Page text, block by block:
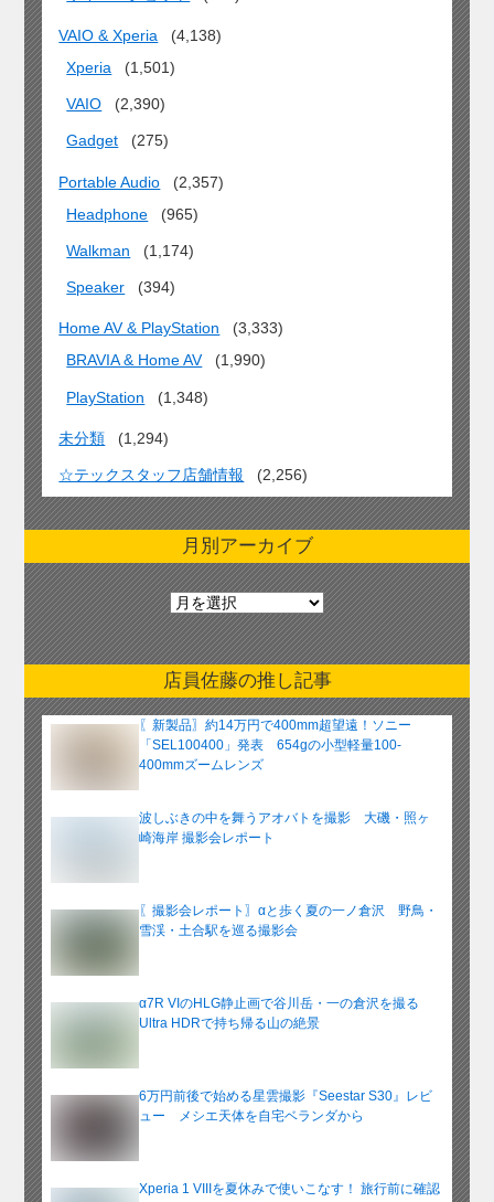
VAIO & Xperia
(4,138)
Xperia
(1,501)
VAIO (2,390)
Gadget (275)
Portable Audio
(2,357)
Headphone
(965)
Walkman (1,174)
Speaker (394)
Home AV & PlayStation
(3,333)
BRAVIA & Home AV
(1,990)
PlayStation (1,348)
未分類 (1,294)
☆テックスタッフ店舗情報 (2,256)
月別アーカイブ
月
別
ア
ー
カ
イ
ブ
店員佐藤の推し記事
〖新製品〗約14万円で400mm超望遠！ソニー
「SEL100400」発表 654gの小型軽量100-
400mmズームレンズ
波しぶきの中を舞うアオバトを撮影 大磯・照ヶ
崎海岸 撮影会レポート
〖撮影会レポート〗αと歩く夏の一ノ倉沢 野鳥・
雪渓・土合駅を巡る撮影会
α7R VIのHLG静止画で谷川岳・一の倉沢を撮る
Ultra HDRで持ち帰る山の絶景
6万円前後で始める星雲撮影『Seestar S30』レビ
ュー メシエ天体を自宅ベランダから
Xperia 1 VIIIを夏休みで使いこなす！ 旅行前に確認